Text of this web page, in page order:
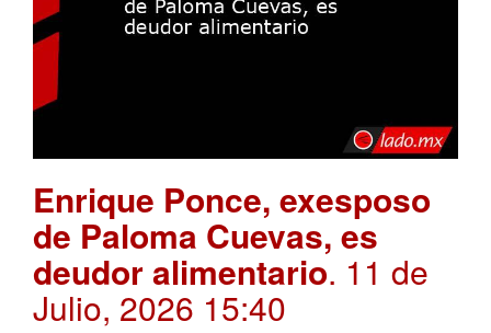
Enrique Ponce, exesposo
de Paloma Cuevas, es
deudor alimentario. 11 de
Julio, 2026 15:40